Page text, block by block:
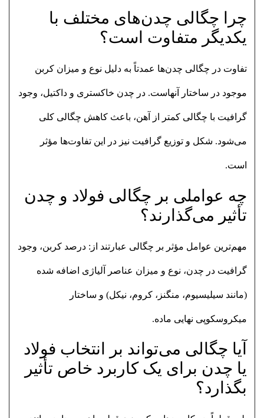
چرا چگالی چدن‌های مختلف با
یکدیگر متفاوت است؟
تفاوت در چگالی چدن‌ها عمدتاً به دلیل نوع و میزان کربن
موجود در ساختار آنهاست. در چدن خاکستری و داکتیل، وجود
گرافیت با چگالی کمتر از آهن، باعث کاهش چگالی کلی
می‌شود. شکل و توزیع گرافیت نیز در این تفاوت‌ها مؤثر
است.
چه عواملی بر چگالی فولاد و چدن
تأثیر می‌گذارند؟
مهم‌ترین عوامل مؤثر بر چگالی عبارتند از: درصد کربن، وجود
گرافیت در چدن، نوع و میزان عناصر آلیاژی اضافه شده
(مانند سیلیسیوم، منگنز، کروم، نیکل) و ساختار
میکروسکوپی نهایی ماده.
آیا چگالی می‌تواند بر انتخاب فولاد
یا چدن برای یک کاربرد خاص تأثیر
بگذارد؟